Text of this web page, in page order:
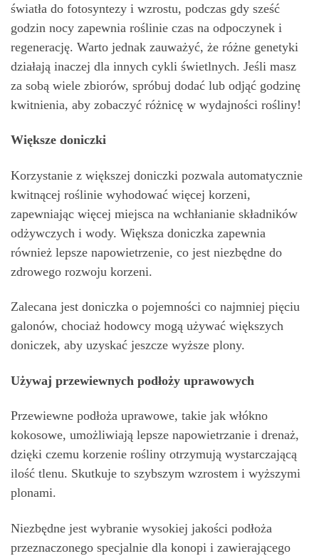
światła do fotosyntezy i wzrostu, podczas gdy sześć
godzin nocy zapewnia roślinie czas na odpoczynek i
regenerację. Warto jednak zauważyć, że różne genetyki
działają inaczej dla innych cykli świetlnych. Jeśli masz
za sobą wiele zbiorów, spróbuj dodać lub odjąć godzinę
kwitnienia, aby zobaczyć różnicę w wydajności rośliny!
Większe doniczki
Korzystanie z większej doniczki pozwala automatycznie
kwitnącej roślinie wyhodować więcej korzeni,
zapewniając więcej miejsca na wchłanianie składników
odżywczych i wody. Większa doniczka zapewnia
również lepsze napowietrzenie, co jest niezbędne do
zdrowego rozwoju korzeni.
Zalecana jest doniczka o pojemności co najmniej pięciu
galonów, chociaż hodowcy mogą używać większych
doniczek, aby uzyskać jeszcze wyższe plony.
Używaj przewiewnych podłoży uprawowych
Przewiewne podłoża uprawowe, takie jak włókno
kokosowe, umożliwiają lepsze napowietrzanie i drenaż,
dzięki czemu korzenie rośliny otrzymują wystarczającą
ilość tlenu. Skutkuje to szybszym wzrostem i wyższymi
plonami.
Niezbędne jest wybranie wysokiej jakości podłoża
przeznaczonego specjalnie dla konopi i zawierającego